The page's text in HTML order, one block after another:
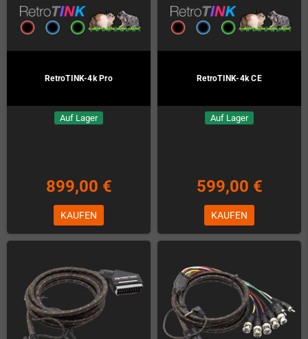
RetroTINK-4k Pro
Auf Lager
899,00 €
KAUFEN
RetroTINK-4k CE
Auf Lager
599,00 €
KAUFEN